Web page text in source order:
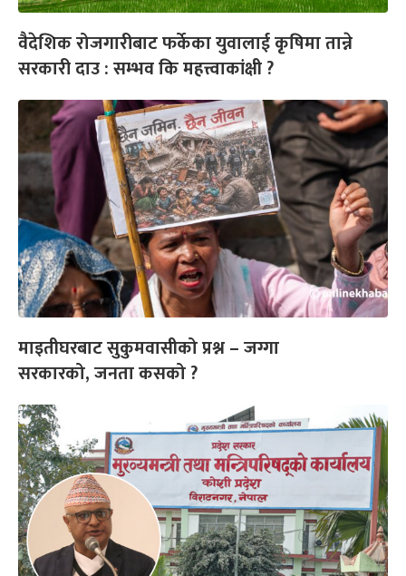
वैदेशिक रोजगारीबाट फर्केका युवालाई कृषिमा तान्ने
सरकारी दाउ : सम्भव कि महत्त्वाकांक्षी ?
माइतीघरबाट सुकुमवासीको प्रश्न – जग्गा
सरकारको, जनता कसको ?